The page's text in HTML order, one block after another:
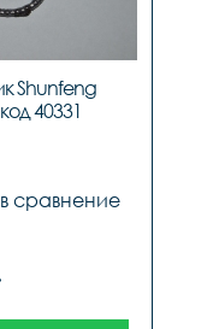
Shunfeng
40331
сравнение